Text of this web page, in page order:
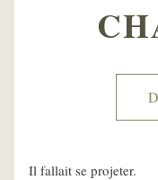
Il fallait se projeter.